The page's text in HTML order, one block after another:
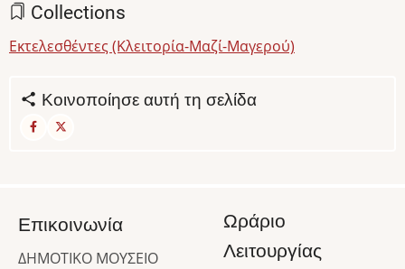
Collections
Εκτελεσθέντες (Κλειτορία-Μαζί-Μαγερού)
Κοινοποίησε αυτή τη σελίδα
Επικοινωνία
ΔΗΜΟΤΙΚΟ ΜΟΥΣΕΙΟ
Ωράριο
Λειτουργίας